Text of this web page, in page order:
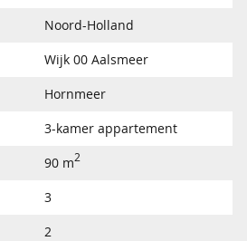
Noord-Holland
Wijk 00 Aalsmeer
Hornmeer
3-kamer appartement
90 m2
3
2